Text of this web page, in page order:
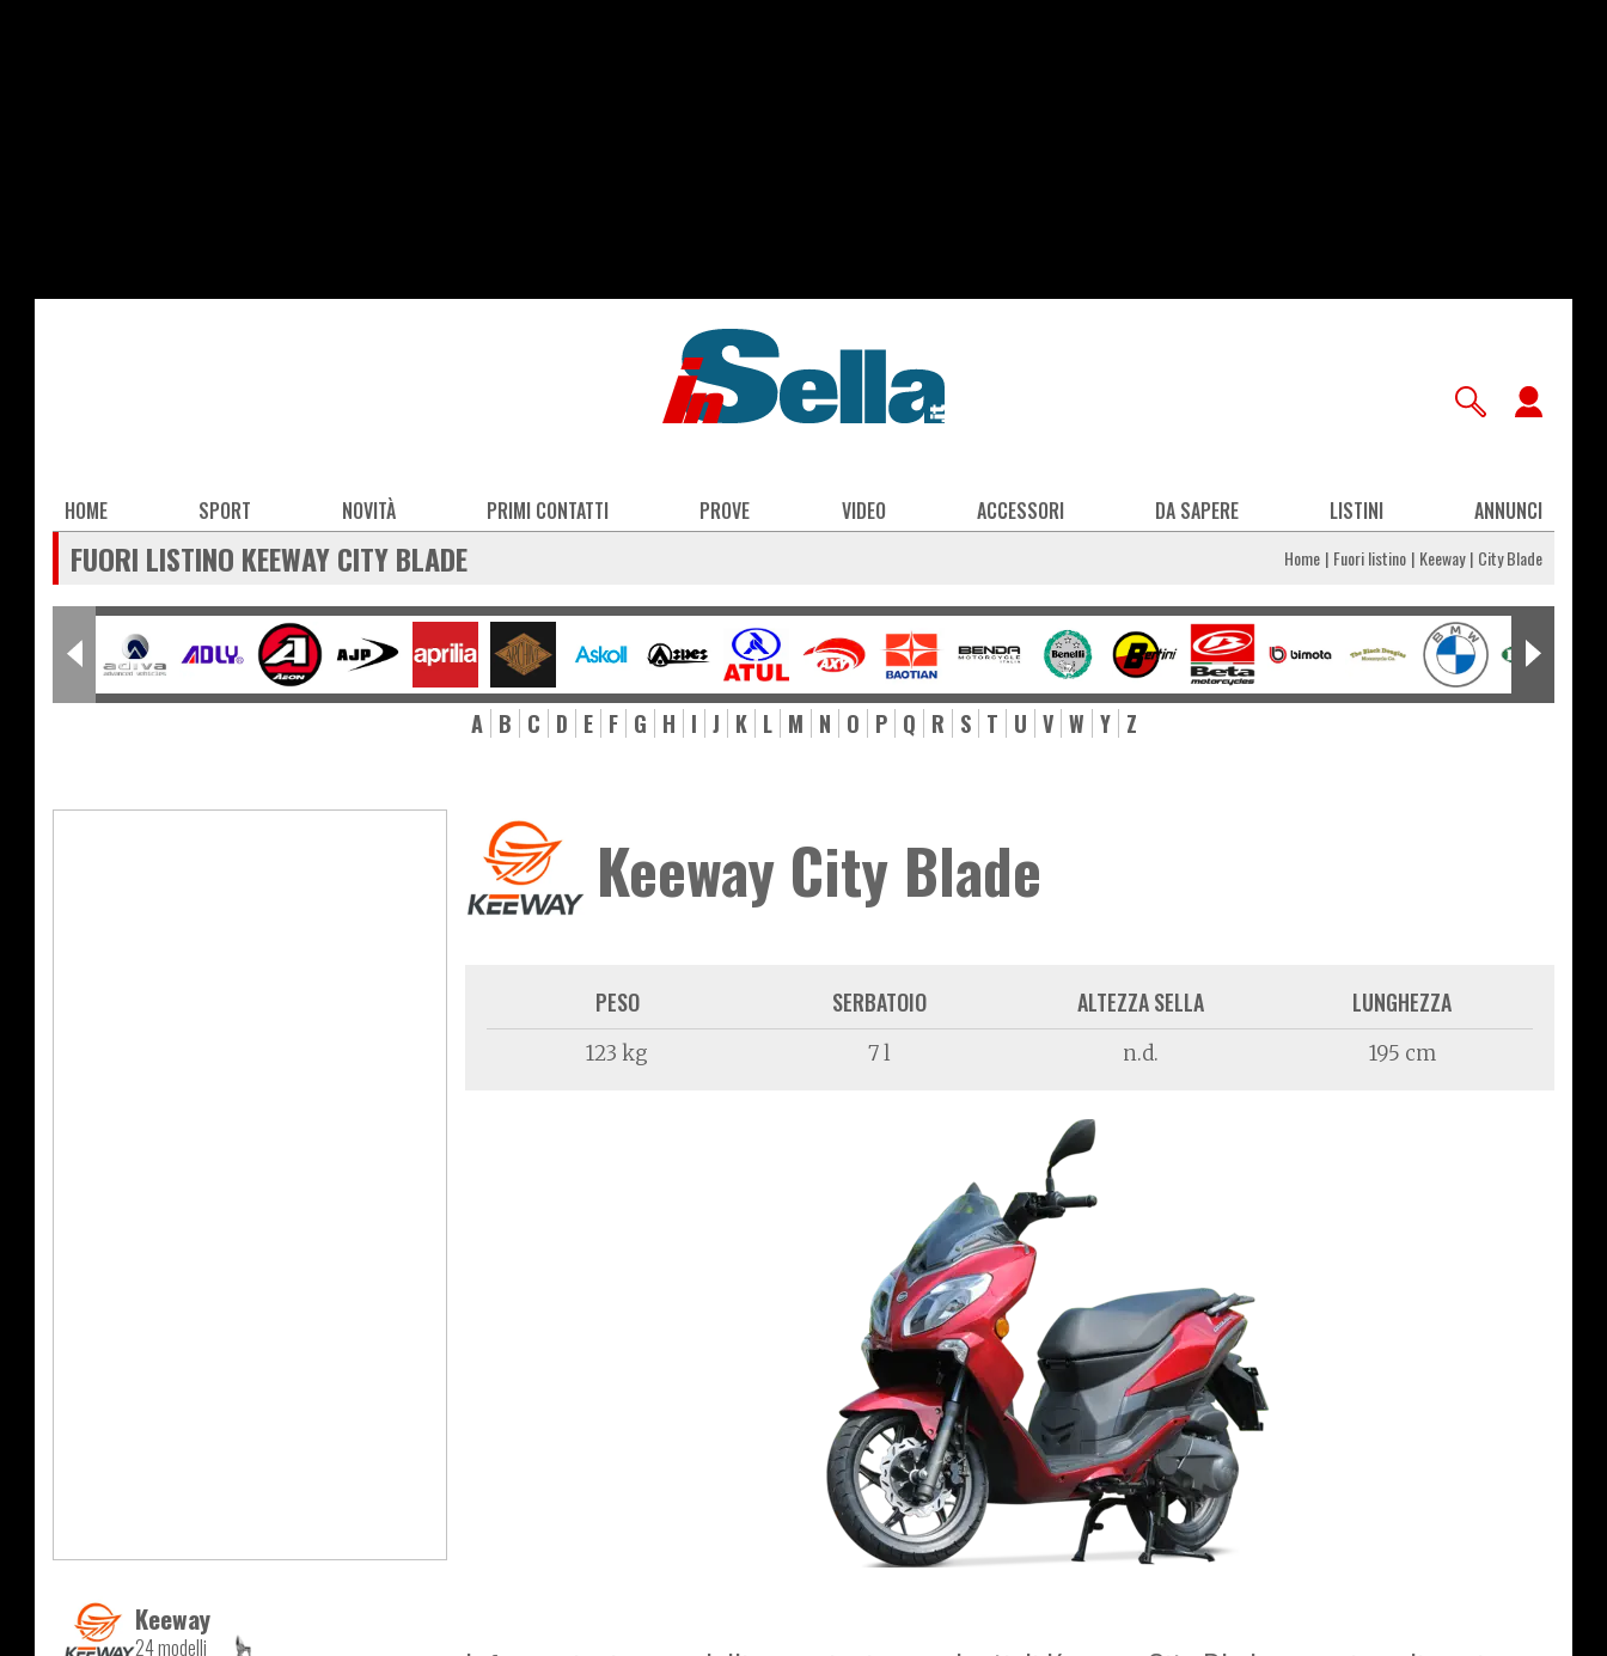
Main
navigation
HOME SPORT NOVITÀ PRIMI CONTATTI PROVE VIDEO ACCESSORI DA SAPERE LISTINI ANNUNCI
FUORI LISTINO KEEWAY CITY BLADE Home Fuori listino Keeway City Blade
A B C D E F G H I J K L M N O P Q R S T U V W Y Z
Keeway
24 modelli
Keeway City Blade
PESO
123 kg
SERBATOIO
7 l
ALTEZZA SELLA
n.d.
LUNGHEZZA
195 cm